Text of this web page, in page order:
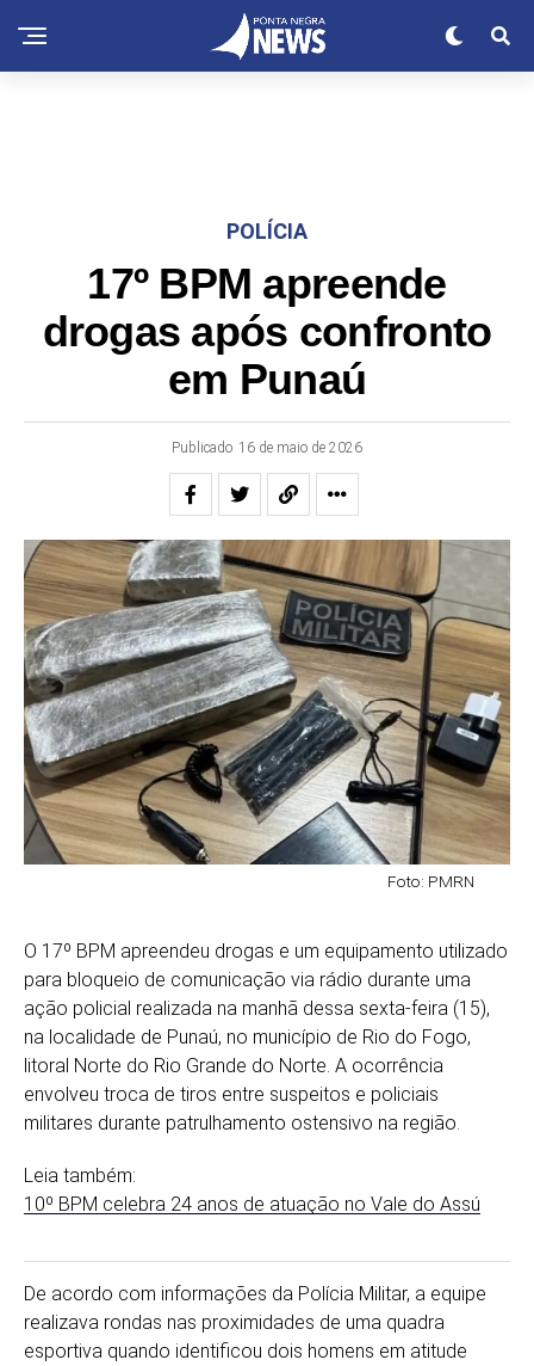
POLÍCIA
17º BPM apreende
drogas após confronto
em Punaú
Publicado 16 de maio de 2026
Foto: PMRN
O 17º BPM apreendeu drogas e um equipamento utilizado
para bloqueio de comunicação via rádio durante uma
ação policial realizada na manhã dessa sexta-feira (15),
na localidade de Punaú, no município de Rio do Fogo,
litoral Norte do Rio Grande do Norte. A ocorrência
envolveu troca de tiros entre suspeitos e policiais
militares durante patrulhamento ostensivo na região.
Leia também:
10º BPM celebra 24 anos de atuação no Vale do Assú
De acordo com informações da Polícia Militar, a equipe
realizava rondas nas proximidades de uma quadra
esportiva quando identificou dois homens em atitude